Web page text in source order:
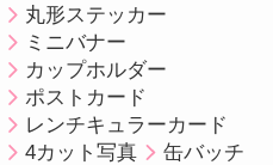
丸形ステッカー
ミニバナー
カップホルダー
ポストカード
レンチキュラーカード
4カット写真
缶バッチ